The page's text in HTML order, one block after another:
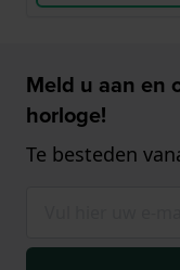
Meld u aan en
horloge!
Te besteden